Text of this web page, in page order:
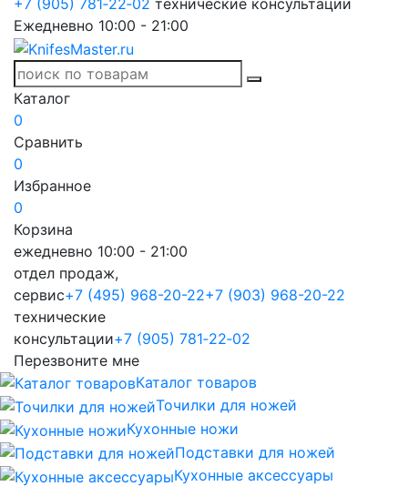
+7 (905) 781‑22‑02 технические консультации
Ежедневно 10:00 - 21:00
Каталог
0
Сравнить
0
Избранное
0
Корзина
ежедневно 10:00 - 21:00
отдел продаж,
сервис+7 (495) 968-20-22+7 (903) 968-20-22
технические
консультации+7 (905) 781‑22‑02
Перезвоните мне
Каталог товаров
Точилки для ножей
Кухонные ножи
Подставки для ножей
Кухонные аксессуары